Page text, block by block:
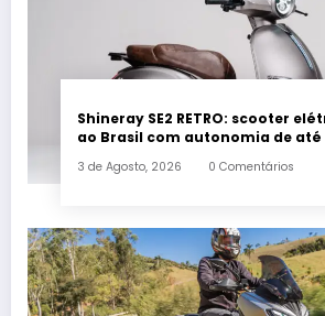
Shineray SE2 RETRO: scooter
ao Brasil com autonomia de até
3 de Agosto, 2026 0 Comentários